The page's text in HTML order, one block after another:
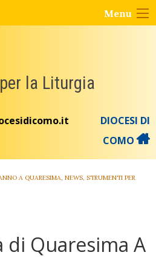
Menu
la Liturgia
DIOCESI DI
COMO
A QUARESIMA, NEWS, STRUMENTI PER
di Quaresima A